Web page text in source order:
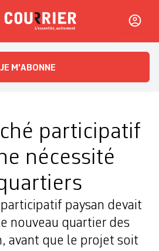
L'essentiel, autrement
JE M'ABONNE
participatif
nécessité
paysan devait
nouveau quartier des
avant que le projet soit